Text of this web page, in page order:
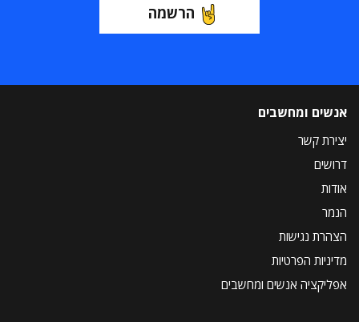
הרשמה
אנשים ומחשבים
יצירת קשר
דרושים
אודות
הנמר
הצהרת נגישות
מדיניות הפרטיות
אפליקציה אנשים ומחשבים